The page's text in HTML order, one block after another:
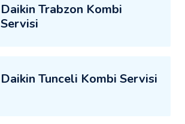
Daikin Trabzon Kombi
Servisi
Daikin Tunceli Kombi Servisi